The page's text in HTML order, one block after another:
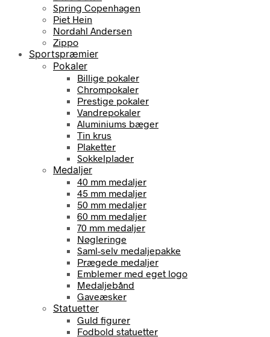
Spring Copenhagen
Piet Hein
Nordahl Andersen
Zippo
Sportspræmier
Pokaler
Billige pokaler
Chrompokaler
Prestige pokaler
Vandrepokaler
Aluminiums bæger
Tin krus
Plaketter
Sokkelplader
Medaljer
40 mm medaljer
45 mm medaljer
50 mm medaljer
60 mm medaljer
70 mm medaljer
Nøgleringe
Saml-selv medaljepakke
Prægede medaljer
Emblemer med eget logo
Medaljebånd
Gaveæsker
Statuetter
Guld figurer
Fodbold statuetter